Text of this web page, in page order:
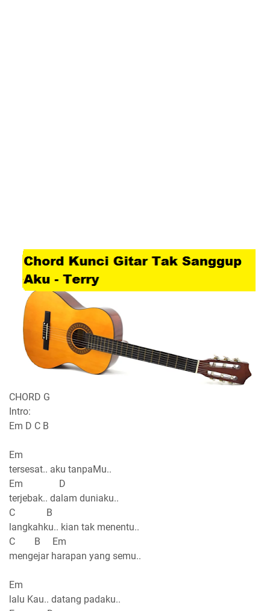
CHORD G
Intro:
Em D C B
Em
tersesat.. aku tanpaMu..
Em D
terjebak.. dalam duniaku..
C B
langkahku.. kian tak menentu..
C B Em
mengejar harapan yang semu..
Em
lalu Kau.. datang padaku..